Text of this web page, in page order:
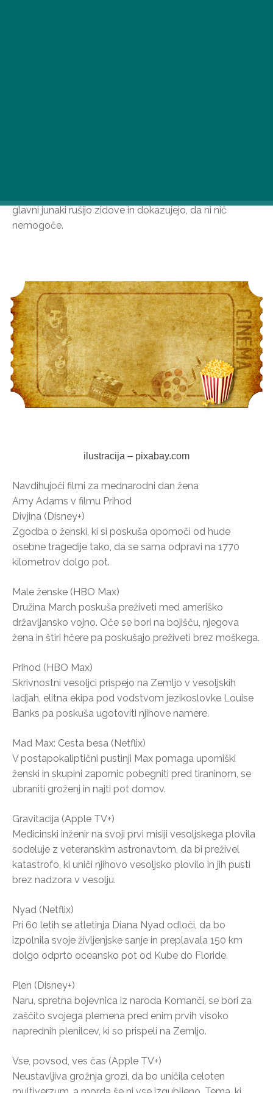
glavni junaki rušijo zidove in dokazujejo, da ni nič
nemogoče.
ilustracija – pixabay.com
Navdihujoči filmi za mednarodni dan žena
Amy Adams v filmu Prihod
Divjina (Disney+)
Zgodba o ženski, ki si poskuša opomoči od hude
osebne tragedije tako, da se sama odpravi na 1770
kilometrov dolgo pot.
Male ženske (HBO Max)
Družina March poskuša preživeti med ameriško
državljansko vojno. Oče se bori na bojišču, njegova
žena in štiri hčere pa poskušajo preživeti brez moškega.
Prihod (HBO Max)
Skrivnostni vesoljci prispejo na Zemljo v vesoljskih
ladjah, elitna ekipa pod vodstvom jezikoslovke Louise
Banks pa poskuša ugotoviti njihove namere.
Mad Max: Cesta besa (Netflix)
V postapokaliptični pustinji Max pomaga uporniški
ženski in skupini zapornic pobegniti pred tiraninom, se
ubraniti groženj in najti pot domov.
Gravitacija (Apple TV+)
Medicinski inženir na svoji prvi misiji vesoljskega plovila
sodeluje z veteranskim astronavtom, da bi preživel
katastrofo, ki uniči njihovo vesoljsko plovilo in jih pusti
brez nadzora v vesolju.
Nyad (Netflix)
Pri 60 letih se atletinja Diana Nyad odloči, da bo
izpolnila svoje življenjske sanje in preplavala 150 km
dolgo odprto oceansko pot od Kube do Floride.
Plen (Disney+)
Naru, spretna bojevnica iz naroda Komanči, se bori za
zaščito svojega plemena pred enim prvih visoko
naprednih plenilcev, ki so prispeli na Zemljo.
Vse, povsod, ves čas (Apple TV+)
Neustavljiva grožnja grozi, da bo uničila celoten